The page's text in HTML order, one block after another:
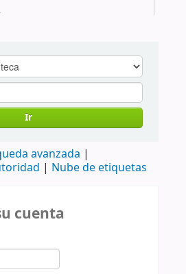
Ir
avanzada
Nube de etiquetas
cuenta